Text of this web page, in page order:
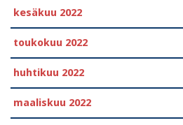
kesäkuu 2022
toukokuu 2022
huhtikuu 2022
maaliskuu 2022